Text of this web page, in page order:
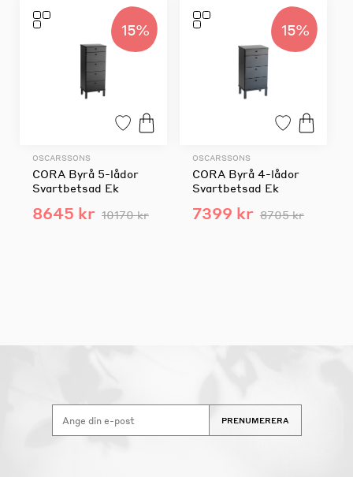
15%
OSCARSSONS
CORA Byrå 5-lådor
Svartbetsad Ek
8645 kr 10170 kr
15%
OSCARSSONS
CORA Byrå 4-lådor
Svartbetsad Ek
7399 kr 8705 kr
PRENUMERERA